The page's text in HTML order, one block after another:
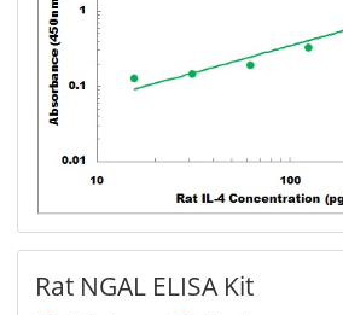
Rat NGAL ELISA Kit